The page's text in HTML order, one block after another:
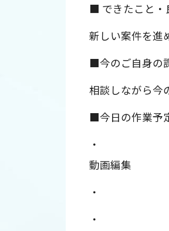
■ できたこと・
新しい案件を進
■今のご自身の
相談しながら今
■今日の作業予
・
動画編集
・
・